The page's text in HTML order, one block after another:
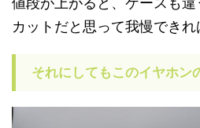
カットだと思って我慢できれ
それにしてもこのイヤホン